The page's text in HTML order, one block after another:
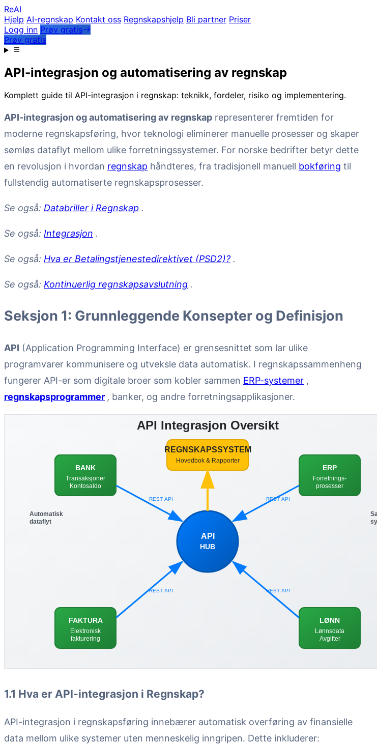
ReAI
Hjelp AI-regnskap Kontakt oss Regnskapshjelp Bli partner Priser
Logg inn Prøv gratis
Prøv gratis
API-integrasjon og automatisering av regnskap
Komplett guide til API-integrasjon i regnskap: teknikk, fordeler, risiko og implementering.
API-integrasjon og automatisering av regnskap representerer fremtiden for
moderne regnskapsføring, hvor teknologi eliminerer manuelle prosesser og skaper
sømløs dataflyt mellom ulike forretningssystemer. For norske bedrifter betyr dette
en revolusjon i hvordan regnskap håndteres, fra tradisjonell manuell bokføring til
fullstendig automatiserte regnskapsprosesser.
Se også: Databriller i Regnskap .
Se også: Integrasjon .
Se også: Hva er Betalingstjenestedirektivet (PSD2)? .
Se også: Kontinuerlig regnskapsavslutning .
Seksjon 1: Grunnleggende Konsepter og Definisjon
API (Application Programming Interface) er grensesnittet som lar ulike
programvarer kommunisere og utveksle data automatisk. I regnskapssammenheng
fungerer API-er som digitale broer som kobler sammen ERP-systemer ,
regnskapsprogrammer , banker, og andre forretningsapplikasjoner.
1.1 Hva er API-integrasjon i Regnskap?
API-integrasjon i regnskapsføring innebærer automatisk overføring av finansielle
data mellom ulike systemer uten menneskelig inngripen. Dette inkluderer: